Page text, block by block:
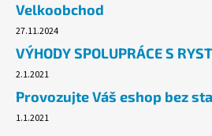
u
j
e
m
e
BRISE
Velkoobchod
27.11.2024
VÝHODY SPOLUPRÁCE S
2.1.2021
Provozujte Váš eshop bez
1.1.2021